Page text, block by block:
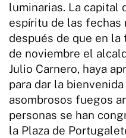
luminarias. La capital
espíritu de las fechas
después de que en
de noviembre el
Julio Carnero, haya
para dar la
asombrosos fuegos
personas se han
la Plaza de